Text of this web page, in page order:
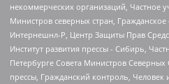
некоммерческих организаций, Частное
Министров северных стран, Гражданское
Интернешнл-Р, Центр Защиты Прав
Институт развития прессы - Сибирь,
Петербурге Совета Министров
прессы, Гражданский контроль,